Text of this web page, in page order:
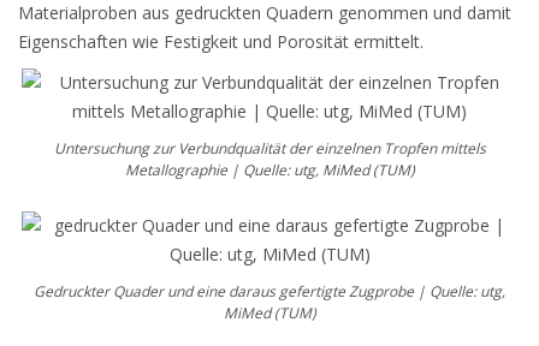
Materialproben aus gedruckten Quadern genommen und damit
Eigenschaften wie Festigkeit und Porosität ermittelt.
Untersuchung zur Verbundqualität der einzelnen Tropfen mittels
Metallographie | Quelle: utg, MiMed (TUM)
Gedruckter Quader und eine daraus gefertigte Zugprobe | Quelle: utg,
MiMed (TUM)